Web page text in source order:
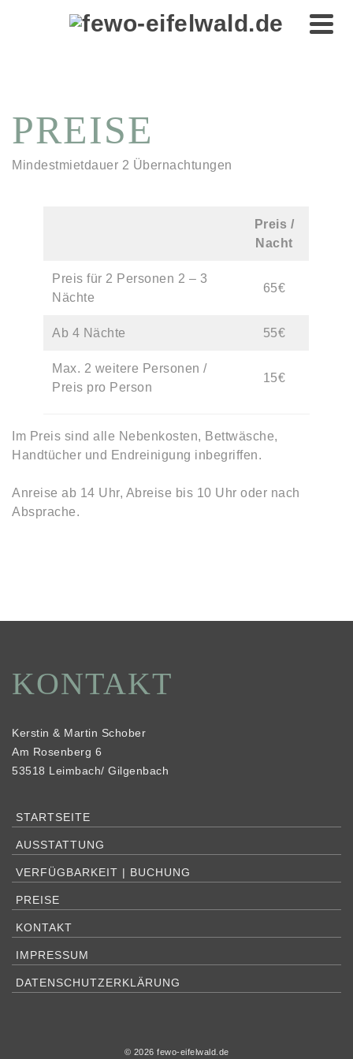
PREISE
Mindestmietdauer 2 Übernachtungen
Preis /
Nacht
Preis für 2 Personen 2 – 3
Nächte
65€
Ab 4 Nächte 55€
Max. 2 weitere Personen /
Preis pro Person
15€
Im Preis sind alle Nebenkosten, Bettwäsche,
Handtücher und Endreinigung inbegriffen.
Anreise ab 14 Uhr, Abreise bis 10 Uhr oder nach
Absprache.
KONTAKT
Kerstin & Martin Schober
Am Rosenberg 6
53518 Leimbach/ Gilgenbach
STARTSEITE
AUSSTATTUNG
VERFÜGBARKEIT | BUCHUNG
PREISE
KONTAKT
IMPRESSUM
DATENSCHUTZERKLÄRUNG
© 2026 fewo-eifelwald.de